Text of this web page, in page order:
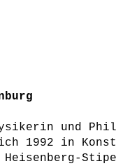
und
1992 in
Heisenberg-